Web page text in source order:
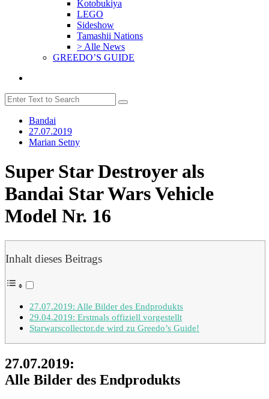
Kotobukiya
LEGO
Sideshow
Tamashii Nations
> Alle News
GREEDO’S GUIDE
Bandai
27.07.2019
Marian Setny
Super Star Destroyer als
Bandai Star Wars Vehicle
Model Nr. 16
Inhalt dieses Beitrags
27.07.2019: Alle Bilder des Endprodukts
29.04.2019: Erstmals offiziell vorgestellt
Starwarscollector.de wird zu Greedo’s Guide!
27.07.2019:
Alle Bilder des Endprodukts